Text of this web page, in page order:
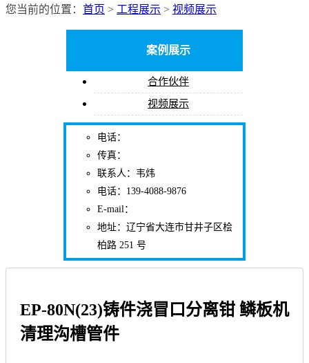
您当前的位置： 首页 > 工程展示 > 视频展示
案例展示
合作伙伴
视频展示
电话：
传真：
联系人：韦炜
电话：139-4088-9876
E-mail：
地址：辽宁省大连市甘井子区桧
柏路 251 号
EP-80N(23)铸件浇冒口分离钳 鳞板机
清理沟槽管件